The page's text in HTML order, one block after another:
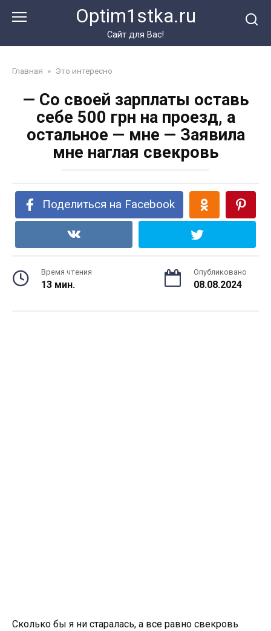
Optim1stka.ru
Сайт для Вас!
Главная » Это интересно
— Со своей зарплаты оставь
себе 500 грн на проезд, а
остальное — мне — Заявила
мне наглая свекровь
Поделиться на Facebook
Время чтения
13 мин.
Опубликовано
08.08.2024
Сколько бы я ни старалась, а все равно свекровь